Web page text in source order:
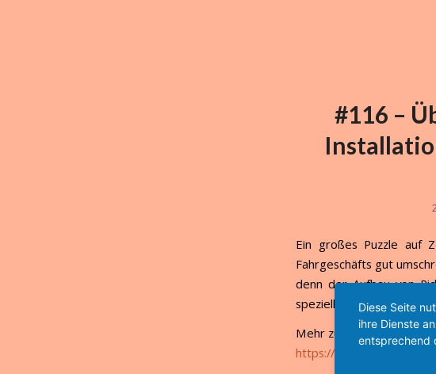
#116 –
Ein großes Puzzle auf
Fahrgeschäfts gut
denn der Aufbau von
speziell und auch ein
Mehr zu Christoph Seidl
https://www.linkedin.com/
Diese Seite
ihre Dienste
entsprechend